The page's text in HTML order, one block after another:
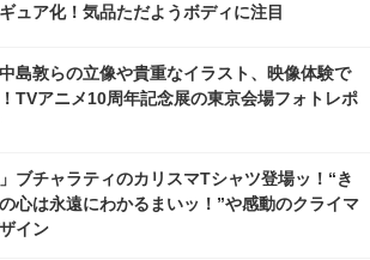
ュア化！気品ただようボディに注目
中島敦らの立像や貴重なイラスト、映像体験で
TVアニメ10周年記念展の東京会場フォトレポ
」ブチャラティのカリスマTシャツ登場ッ！“き
心は永遠にわかるまいッ！”や感動のクライマ
イン